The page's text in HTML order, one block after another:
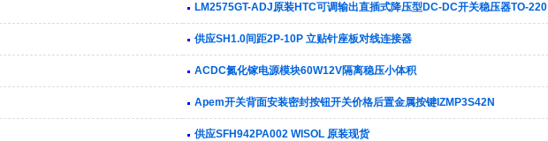
LM2575GT-ADJ原装HTC可调输出直插式降压型DC-DC开关稳压器TO-220
供应SH1.0间距2P-10P 立贴针座板对线连接器
ACDC氮化镓电源模块60W12V隔离稳压小体积
Apem开关背面安装密封按钮开关价格后置金属按键IZMP3S42N
供应SFH942PA002 WISOL 原装现货